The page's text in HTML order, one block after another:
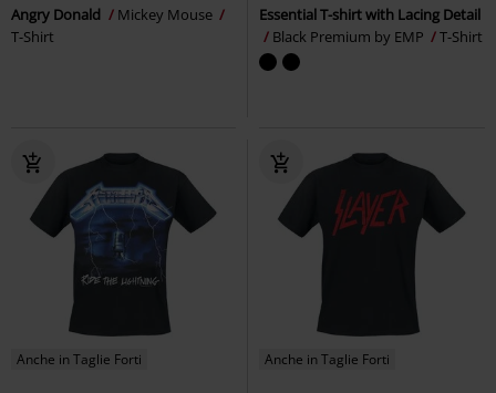
Angry Donald
Mickey Mouse
T-Shirt
Essential T-shirt with Lacing Detail
Black Premium by EMP
T-Shirt
Anche in Taglie Forti Anche in Taglie Forti